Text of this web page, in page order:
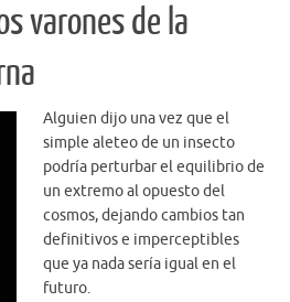
varones de la
Alguien dijo una vez que el
simple aleteo de un insecto
podría perturbar el equilibrio de
un extremo al opuesto del
cosmos, dejando cambios tan
definitivos e imperceptibles
que ya nada sería igual en el
futuro.